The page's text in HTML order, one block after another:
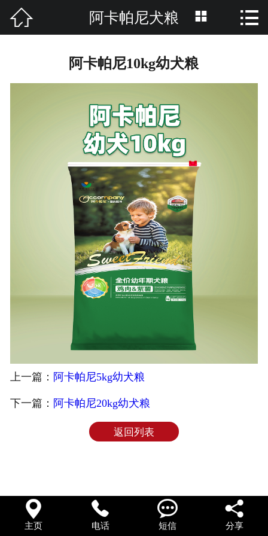
 网站首页
养护知识
招商加盟
品牌活动
联系我们
 阿卡帕尼犬粮  
阿卡帕尼10kg幼犬粮
上一篇： 阿卡帕尼5kg幼犬粮
下一篇： 阿卡帕尼20kg幼犬粮
返回列表

主页

电话

短信

分享